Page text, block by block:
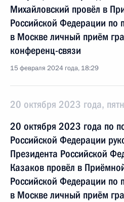
Михайловский провёл в
Российской Федерации по
в Москве личный приём
конференц-связи
15 февраля 2024 года, 18:29
20 октября 2023 года,
20 октября 2023 года по
Российской Федерации
Президента Российской
Казаков провёл в
Российской Федерации по
в Москве личный приём